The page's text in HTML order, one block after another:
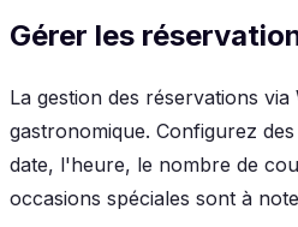
Gérer les
La gestion des réservations
gastronomique. Configurez
date, l'heure, le nombre de
occasions spéciales sont à